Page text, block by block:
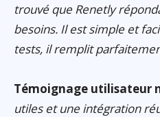
trouvé que Renetly
besoins. Il est simple et
tests, il remplit
Témoignage utilisateur
utiles et une intégration